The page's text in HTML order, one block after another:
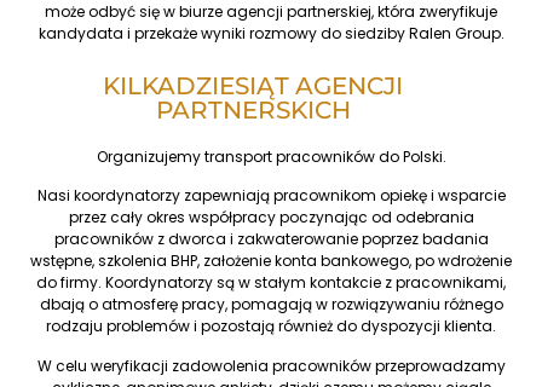
może odbyć się w biurze agencji partnerskiej, która zweryfikuje
kandydata i przekaże wyniki rozmowy do siedziby Ralen Group.
KILKADZIESIĄT AGENCJI
PARTNERSKICH
Organizujemy transport pracowników do Polski.
Nasi koordynatorzy zapewniają pracownikom opiekę i wsparcie
przez cały okres współpracy poczynając od odebrania
pracowników z dworca i zakwaterowanie poprzez badania
wstępne, szkolenia BHP, założenie konta bankowego, po wdrożenie
do firmy. Koordynatorzy są w stałym kontakcie z pracownikami,
dbają o atmosferę pracy, pomagają w rozwiązywaniu różnego
rodzaju problemów i pozostają również do dyspozycji klienta.
W celu weryfikacji zadowolenia pracowników przeprowadzamy